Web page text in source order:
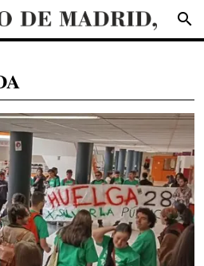
search